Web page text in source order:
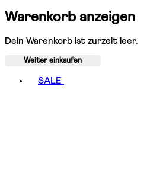
Warenkorb anzeigen
Dein Warenkorb ist zurzeit leer.
Weiter einkaufen
SALE